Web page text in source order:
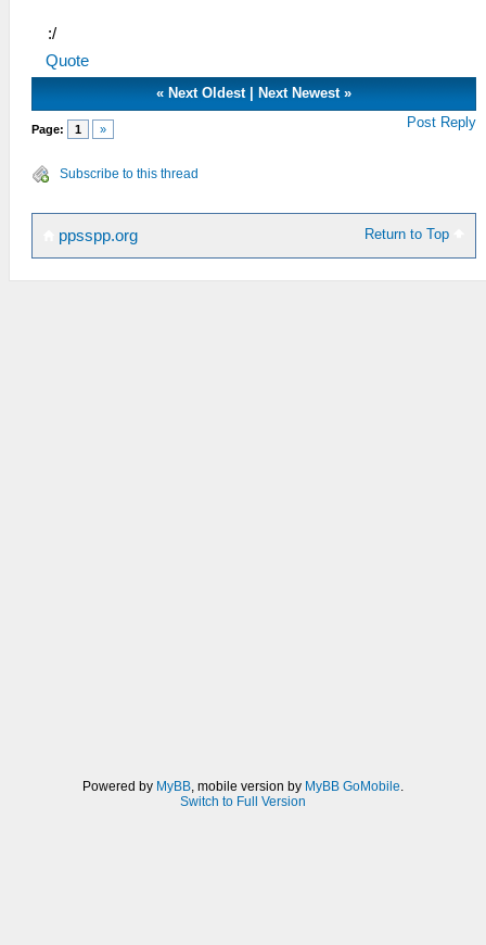
:/
Quote
«Next Oldest|Next Newest »
Page: 1 » Post Reply
Subscribe to this thread
Return to Top
ppsspp.org
Powered by MyBB , mobile version by MyBB GoMobile
Switch to Full Version